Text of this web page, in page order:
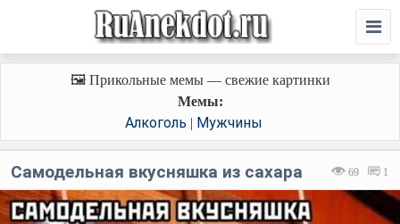
🖼️ Прикольные мемы — свежие картинки
Мемы:
Алкоголь | Мужчины
69 1
Самодельная вкусняшка из сахара